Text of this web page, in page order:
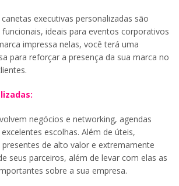
executivas personalizadas são
ideais para eventos corporativos
impressa nelas, você terá uma
para reforçar a presença da sua marca no
negócios e networking, agendas
escolhas. Além de úteis,
de alto valor e extremamente
seus parceiros, além de levar com elas as
sobre a sua empresa.